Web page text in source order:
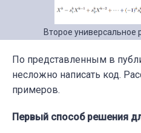
Второе
По представленным в
несложно написать код.
примеров.
Первый способ решения